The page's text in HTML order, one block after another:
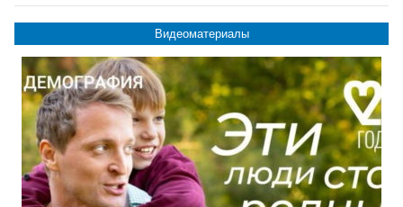
Видеоматериалы